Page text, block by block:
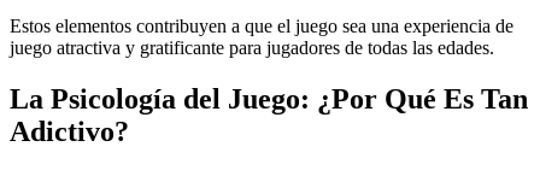
Estos elementos contribuyen a que el juego sea una experiencia de
juego atractiva y gratificante para jugadores de todas las edades.
La Psicología del Juego: ¿Por Qué Es Tan
Adictivo?